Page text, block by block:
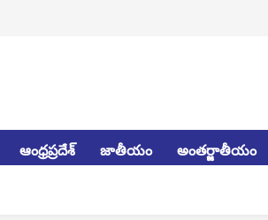
ఆంధ్రప్రదేశ్ జాతీయం అంతర్జాతీయం